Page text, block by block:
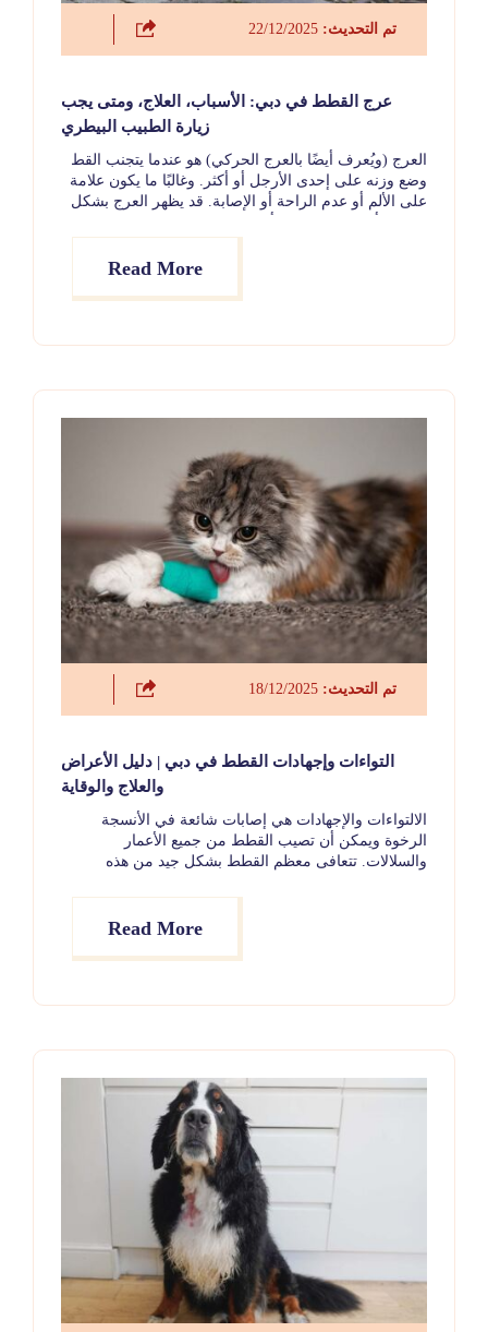
تم التحديث:
عرج القطط في دبي: الأسباب، العلاج، ومتى يجب
زيارة الطبيب البيطري
العرج (ويُعرف أيضًا بالعرج الحركي) هو عندما يتجنب القط
وضع وزنه على إحدى الأرجل أو أكثر. وغالبًا ما يكون علامة
على الألم أو عدم الراحة أو الإصابة. قد يظهر العرج بشكل
بحالة جيدة بشكل عام، فلا ينبغي أبدًا تجاهل العرج.
Read More
تم التحديث:
التواءات وإجهادات القطط في دبي | دليل الأعراض
والعلاج والوقاية
الالتواءات والإجهادات هي إصابات شائعة في الأنسجة
الرخوة ويمكن أن تصيب القطط من جميع الأعمار
والسلالات. تتعافى معظم القطط بشكل جيد من هذه
في دبي، من المهم اتخاذ احتياطات إضافية مثل تأمين
الشرفات، والإشراف على وقت خروج القطط إلى الخارج،
Read More